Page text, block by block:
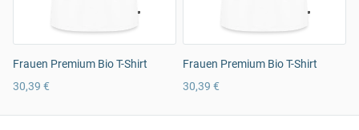
Frauen Premium Bio T-Shirt
30,39 €
Frauen Premium Bio T-Shirt
30,39 €